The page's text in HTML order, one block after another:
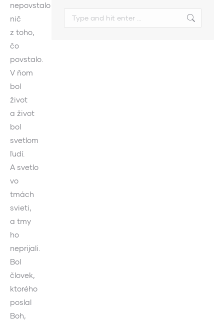
nepovstalo
nič
z toho,
čo
povstalo.
V ňom
bol
život
a život
bol
svetlom
ľudí.
A svetlo
vo
tmách
svieti,
a tmy
ho
neprijali.
Bol
človek,
ktorého
poslal
Boh,
Search: